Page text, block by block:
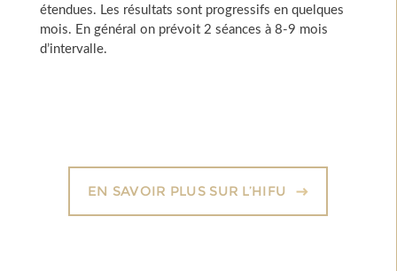
étendues. Les résultats sont progressifs en quelques
mois. En général on prévoit 2 séances à 8-9 mois
d’intervalle.
EN SAVOIR PLUS SUR L’HIFU